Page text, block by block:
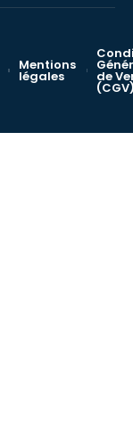
Mentions
légales de